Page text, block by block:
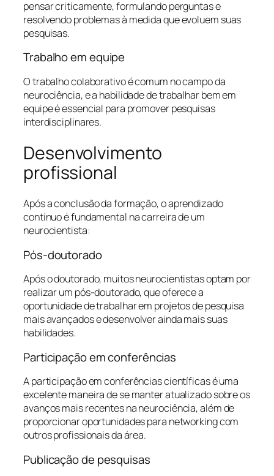
pensar criticamente, formulando perguntas e
resolvendo problemas à medida que evoluem suas
pesquisas.
Trabalho em equipe
O trabalho colaborativo é comum no campo da
neurociência, e a habilidade de trabalhar bem em
equipe é essencial para promover pesquisas
interdisciplinares.
Desenvolvimento
profissional
Após a conclusão da formação, o aprendizado
contínuo é fundamental na carreira de um
neurocientista:
Pós-doutorado
Após o doutorado, muitos neurocientistas optam por
realizar um pós-doutorado, que oferece a
oportunidade de trabalhar em projetos de pesquisa
mais avançados e desenvolver ainda mais suas
habilidades.
Participação em conferências
A participação em conferências científicas é uma
excelente maneira de se manter atualizado sobre os
avanços mais recentes na neurociência, além de
proporcionar oportunidades para networking com
outros profissionais da área.
Publicação de pesquisas